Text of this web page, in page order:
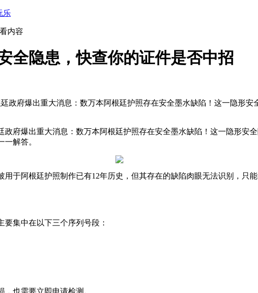
乐
内容
全隐患，快查你的证件是否中招
政府爆出重大消息：数万本阿根廷护照存在安全墨水缺陷！这一隐形
政府爆出重大消息：数万本阿根廷护照存在安全墨水缺陷！这一隐形安
解答。
于阿根廷护照制作已有12年历史，但其存在的缺陷肉眼无法识别，只
集中在以下三个序列号段：
也需要立即申请检测。